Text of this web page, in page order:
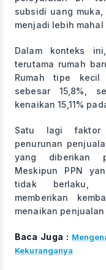
subsidi uang
menjadi lebih
Dalam konteks
terutama rumah
Rumah tipe kecil
sebesar 15,8%,
kenaikan 15,11%
Satu lagi faktor
penurunan
yang diberikan
Meskipun PPN
tidak berlaku,
memberikan
menaikan
Baca Juga :
Kekuranganya